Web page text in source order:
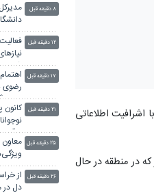
اطلاعاتی
در منطقه در حال
خود
۸ دقیقه قبل
شمالی
۱۲ دقیقه قبل
رضوی
۱۷ دقیقه قبل
۲۱ دقیقه قبل
است
۲۵ دقیقه قبل
از
دل
۲۶ دقیقه قبل